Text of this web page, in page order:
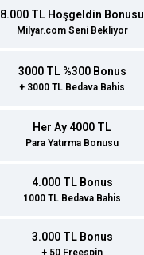
8.000 TL Hoşgeldin Bonusu
Milyar.com Seni Bekliyor
3000 TL %300 Bonus
+ 3000 TL Bedava Bahis
Her Ay 4000 TL
Para Yatırma Bonusu
4.000 TL Bonus
1000 TL Bedava Bahis
3.000 TL Bonus